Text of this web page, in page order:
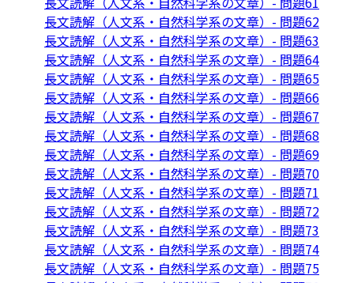
長文読解（人文系・自然科学系の文章）- 問題62
長文読解（人文系・自然科学系の文章）- 問題63
長文読解（人文系・自然科学系の文章）- 問題64
長文読解（人文系・自然科学系の文章）- 問題65
長文読解（人文系・自然科学系の文章）- 問題66
長文読解（人文系・自然科学系の文章）- 問題67
長文読解（人文系・自然科学系の文章）- 問題68
長文読解（人文系・自然科学系の文章）- 問題69
長文読解（人文系・自然科学系の文章）- 問題70
長文読解（人文系・自然科学系の文章）- 問題71
長文読解（人文系・自然科学系の文章）- 問題72
長文読解（人文系・自然科学系の文章）- 問題73
長文読解（人文系・自然科学系の文章）- 問題74
長文読解（人文系・自然科学系の文章）- 問題75